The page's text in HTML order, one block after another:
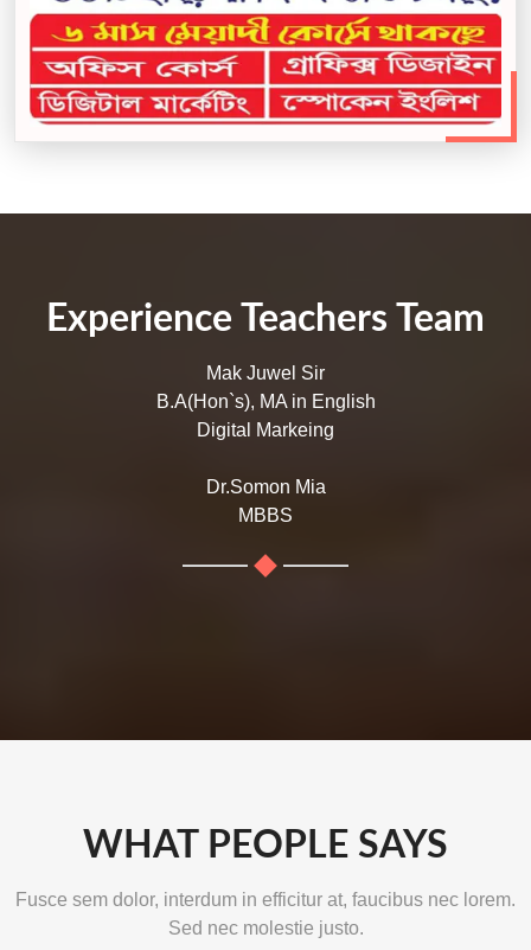
Experience Teachers Team
Mak Juwel Sir
B.A(Hon`s), MA in English
Digital Markeing
Dr.Somon Mia
MBBS
WHAT PEOPLE SAYS
Fusce sem dolor, interdum in efficitur at, faucibus nec lorem.
Sed nec molestie justo.